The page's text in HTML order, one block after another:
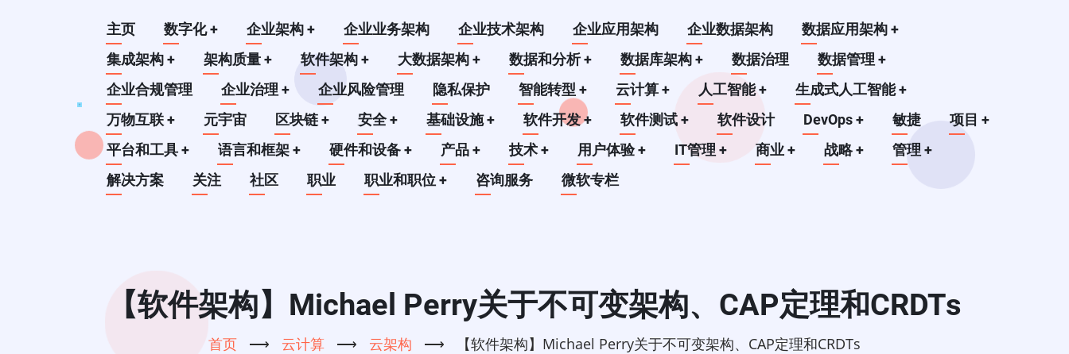
Main
navigation
主页 数字化+ 企业架构+ 企业业务架构 企业技术架构 企业应用架构 企业数据架构 数据应用架构+
集成架构+ 架构质量+ 软件架构+ 大数据架构+ 数据和分析+ 数据库架构+ 数据治理 数据管理+
企业合规管理
企业治理+ 企业风险管理 隐私保护 智能转型+ 云计算+ 人工智能+ 生成式人工智能+
万物互联+ 元宇宙 区块链+ 安全+ 基础设施+ 软件开发+ 软件测试+ 软件设计 DevOps+ 敏捷 项目+
平台和工具+ 语言和框架+ 硬件和设备+ 产品+ 技术+ 用户体验+ IT管理+ 商业+ 战略+ 管理+
解决方案
关注 社区 职业 职业和职位+ 咨询服务 微软专栏
【软件架构】Michael Perry关于不可变架构、CAP定理和CRDTs
首页 ⟶ 云计算 ⟶ 云架构 ⟶ 【软件架构】Michael Perry关于不可变架构、CAP定理和CRDTs